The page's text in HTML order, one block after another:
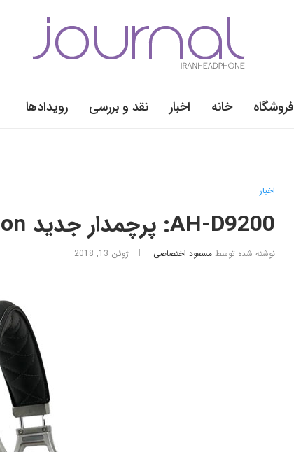
فروشگاه خانه اخبار نقد و بررسی رویدادها
اخبار
AH-D9200: پرچمدار جدید Denon
نوشته شده توسطمسعود اختصاصی ژوئن 13, 2018